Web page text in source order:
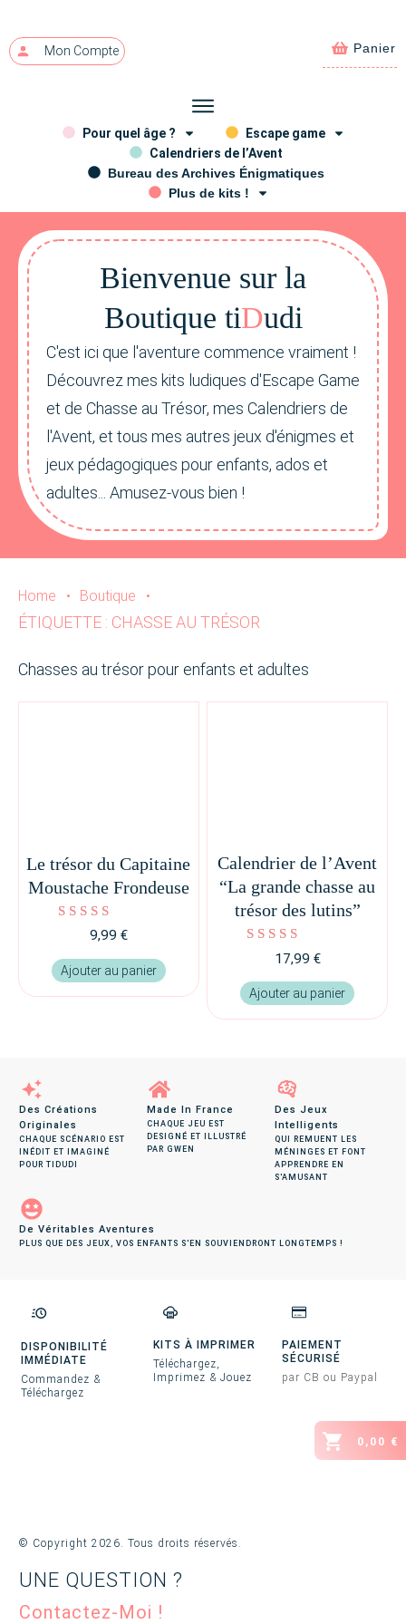
Mon Compte Panier
Pour quel âge ?
Escape game
Calendriers de l’Avent
Bureau des Archives Énigmatiques
Plus de kits !
Bienvenue sur la
Boutique tiDudi
C'est ici que l'aventure commence vraiment !
Découvrez mes kits ludiques d'Escape Game
et de Chasse au Trésor, mes Calendriers de
l'Avent, et tous mes autres jeux d'énigmes et
jeux pédagogiques pour enfants, ados et
adultes... Amusez-vous bien !
Home • Boutique •
ÉTIQUETTE : CHASSE AU TRÉSOR
Chasses au trésor pour enfants et adultes
Le trésor du Capitaine
Moustache Frondeuse
Note
5.00
sur 5
9,99 €
Ajouter au panier
Calendrier de l’Avent
“La grande chasse au
trésor des lutins”
Note
4.93
sur 5
17,99 €
Ajouter au panier
Des Créations
Originales
CHAQUE SCÉNARIO EST
INÉDIT ET IMAGINÉ
POUR TIDUDI
Made In France
CHAQUE JEU EST
DESIGNÉ ET ILLUSTRÉ
PAR GWEN
Des Jeux
Intelligents
QUI REMUENT LES
MÉNINGES ET FONT
APPRENDRE EN
S'AMUSANT
De Véritables Aventures
PLUS QUE DES JEUX, VOS ENFANTS S'EN SOUVIENDRONT LONGTEMPS !
DISPONIBILITÉ
IMMÉDIATE
Commandez &
Téléchargez
KITS À IMPRIMER
Téléchargez,
Imprimez & Jouez
PAIEMENT
SÉCURISÉ
par CB ou Paypal
0,00 €
© Copyright 2026. Tous droits réservés.
UNE QUESTION ?
Contactez-Moi !